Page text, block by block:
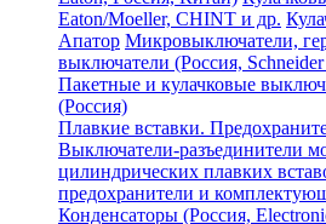
Eaton/Moeller, CHINT и др.
Апатор Микровыключатели,
выключатели (Россия,
Пакетные и кулачковые
(Россия)
Плавкие вставки.
Выключатели-разъединители
цилиндрических плавких
предохранители и
Конденсаторы (Россия,